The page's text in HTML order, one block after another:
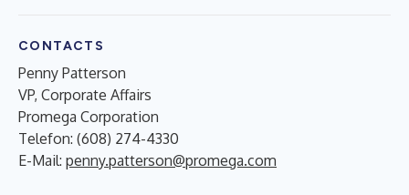
CONTACTS
Penny Patterson
VP, Corporate Affairs
Promega Corporation
Telefon: (608) 274-4330
E-Mail: penny.patterson@promega.com